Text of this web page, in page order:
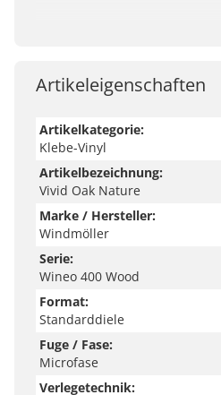
Artikeleigenschaften
Artikelkategorie:
Klebe-Vinyl
Artikelbezeichnung:
Vivid Oak Nature
Marke / Hersteller:
Windmöller
Serie:
Wineo 400 Wood
Format:
Standarddiele
Fuge / Fase:
Microfase
Verlegetechnik: